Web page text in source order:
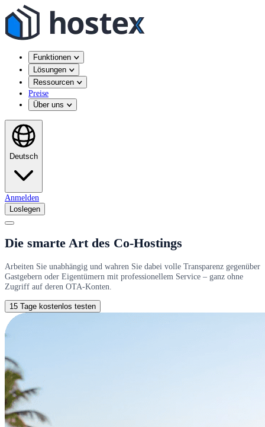
Funktionen
Lösungen
Ressourcen
Preise
Über uns
Deutsch
Anmelden
Loslegen
Die smarte Art des Co-Hostings
Arbeiten Sie unabhängig und wahren Sie dabei volle Transparenz gegenüber
Gastgebern oder Eigentümern mit professionellem Service – ganz ohne
Zugriff auf deren OTA-Konten.
15 Tage kostenlos testen